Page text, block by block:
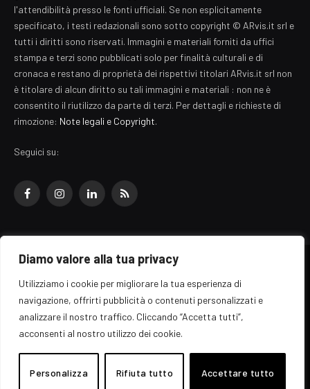
Diamo valore alla tua privacy
Utilizziamo i cookie per migliorare la tua esperienza di
navigazione, offrirti pubblicità o contenuti personalizzati e
analizzare il nostro traffico. Cliccando “Accetta tutti”,
acconsenti al nostro utilizzo dei cookie.
Personalizza Rifiuta tutto Accettare tutto
l'attendibilità presso le fonti ufficiali. Se non esplicitamente
specificato, i testi redazionali sono sotto copyright © ARvis.it srl e
tutti i diritti sono riservati. Immagini e materiali forniti da uffici
stampa e terzi sono pubblicati solo per finalità culturali e di
cronaca e restano di proprietà dei rispettivi titolari ARvis.it srl non
è titolare di alcun diritto su tali immagini e materiali : non ne è
consentito il riutilizzo da parte di terzi. Per dettagli e richieste di
rimozione: Note legali e Copyright.
Seguici su:
FacebookInstagramLinkedInRSS
© 2026 EZ Rome Designed by ARvis.it
Il portale EZ Rome e' una testata giornalistica di carattere generalista
registrata al tribunale di Roma - Numero 389/2008
Direttore responsabile: Raffaella Roani - ISSN: 2036-783X
Edito da ARvis.it srl - via Alessandria 88 - 00198 Roma CF/PI/R.I.
Home Informazioni